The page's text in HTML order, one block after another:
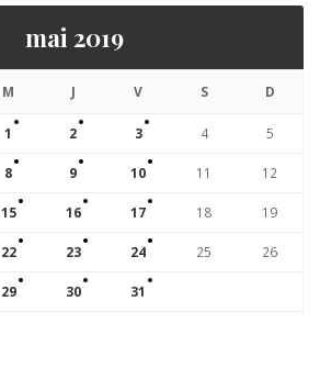
mai 2019
M J V S D
1 2 3 4 5
8 9 10 11 12
15 16 17 18 19
22 23 24 25 26
29 30 31